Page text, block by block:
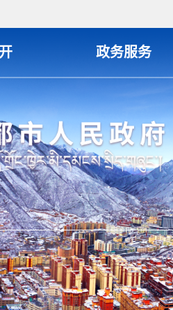
政务服务